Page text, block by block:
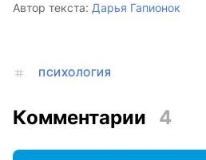
Автор текста: Дарья Гапионок
ПСИХОЛОГИЯ
Комментарии 4